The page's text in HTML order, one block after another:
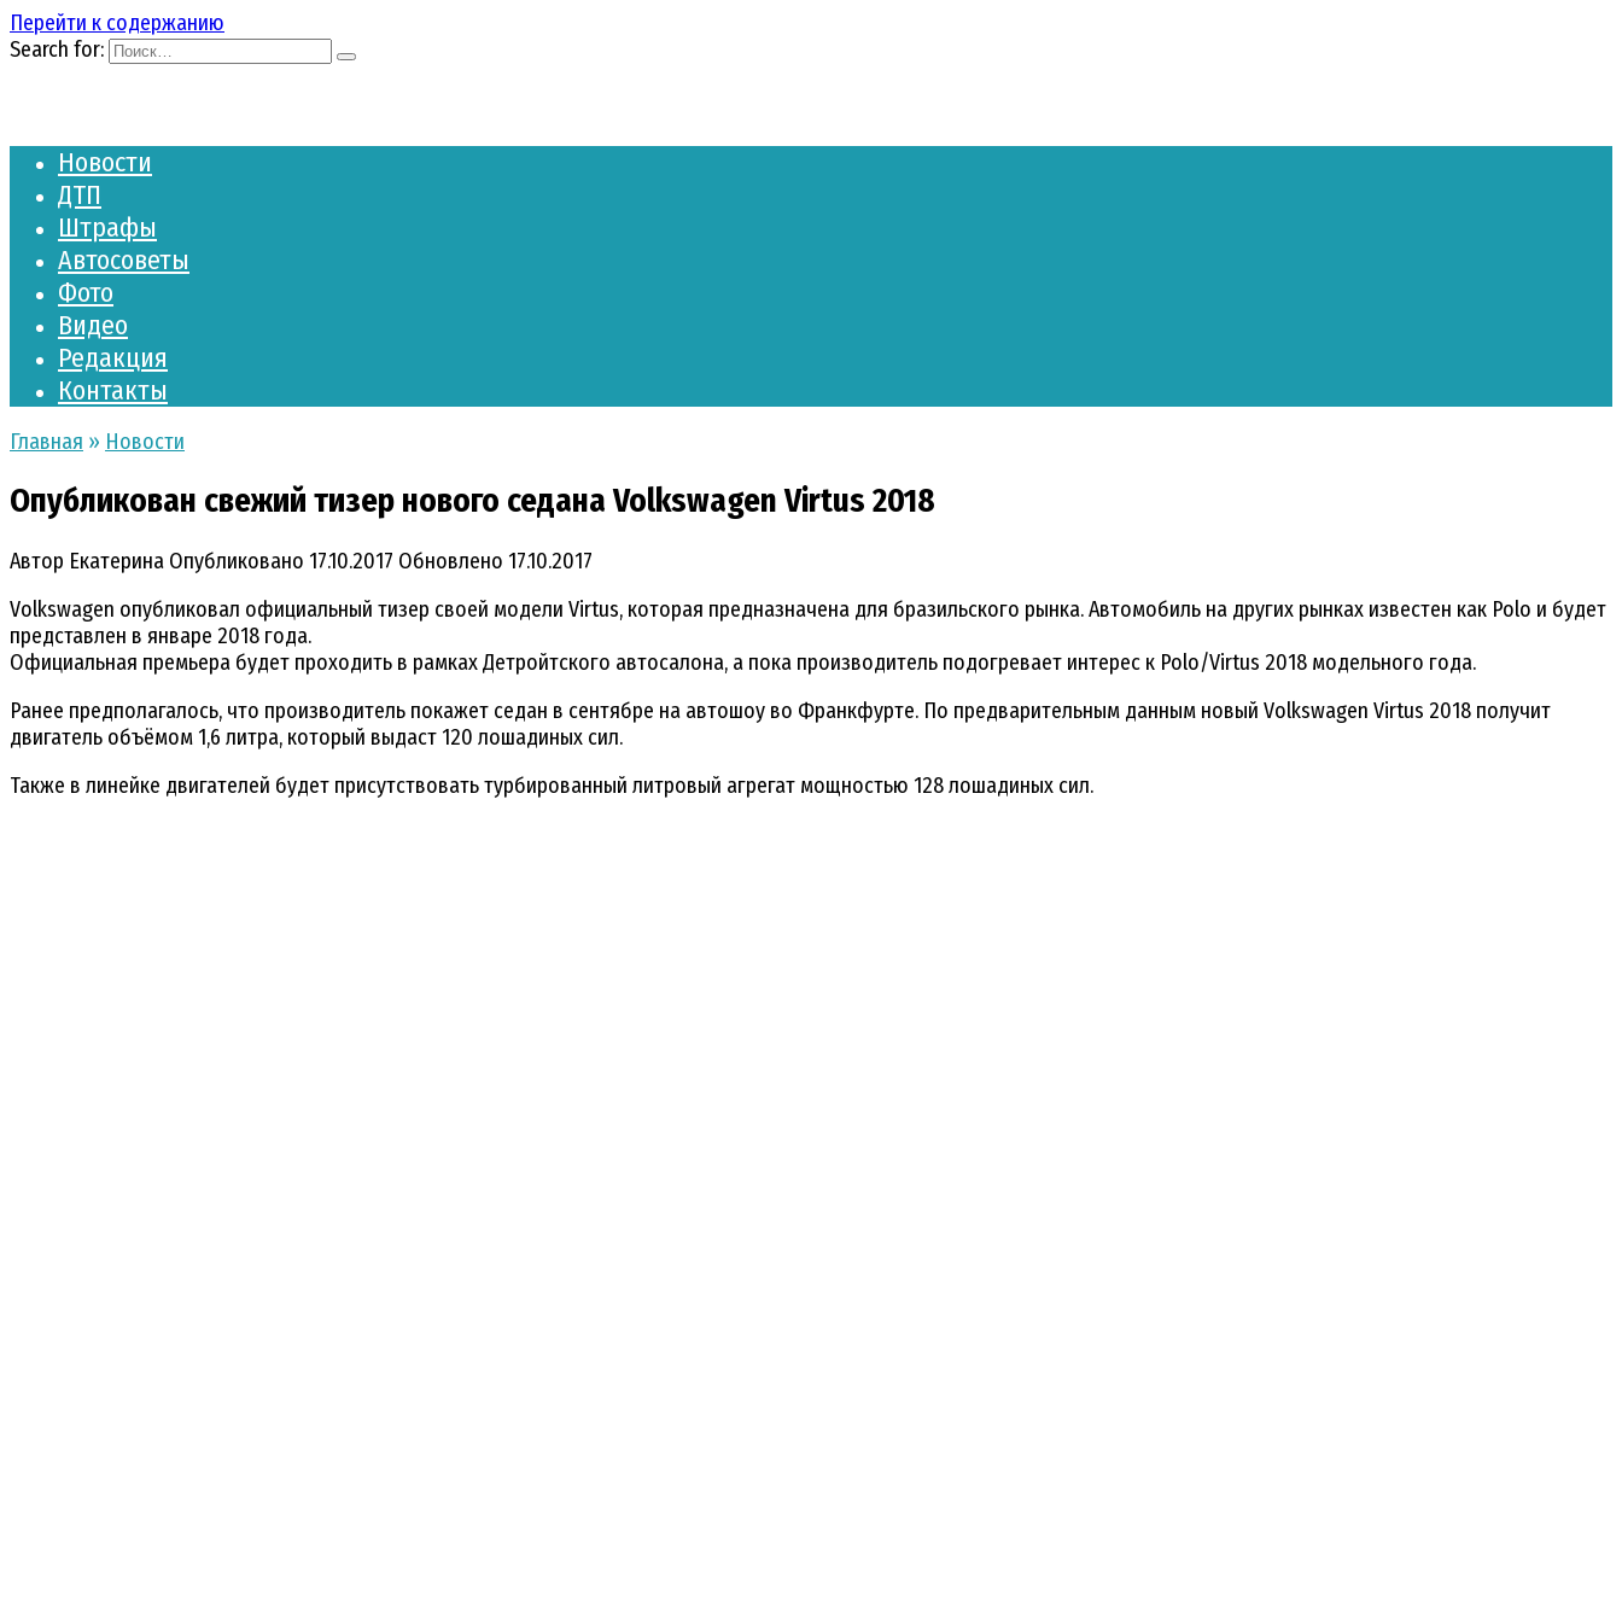
Перейти к содержанию
Search for:
Новости
ДТП
Штрафы
Автосоветы
Фото
Видео
Редакция
Контакты
Главная » Новости
Опубликован свежий тизер нового седана Volkswagen Virtus 2018
Автор Екатерина Опубликовано 17.10.2017 Обновлено 17.10.2017
Volkswagen опубликовал официальный тизер своей модели Virtus, которая предназначена для бразильского рынка. Автомобиль на других рынках известен как Polo и будет
представлен в январе 2018 года.
Официальная премьера будет проходить в рамках Детройтского автосалона, а пока производитель подогревает интерес к Polo/Virtus 2018 модельного года.
Ранее предполагалось, что производитель покажет седан в сентябре на автошоу во Франкфурте. По предварительным данным новый Volkswagen Virtus 2018 получит
двигатель объёмом 1,6 литра, который выдаст 120 лошадиных сил.
Также в линейке двигателей будет присутствовать турбированный литровый агрегат мощностью 128 лошадиных сил.